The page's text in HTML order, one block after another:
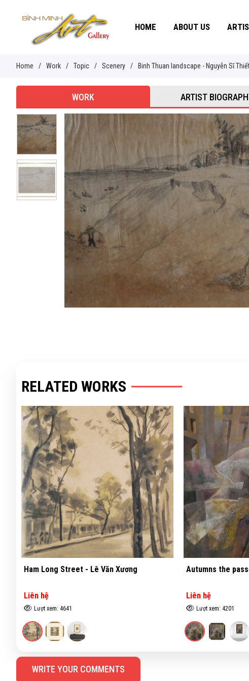
HOME ABOUT US
Home / Work / Topic / Scenery / Binh Thuan landscape - Nguyễn Sĩ
WORK ARTIST
RELATED WORKS
Autumns the passed - Lê Thanh
Liên hệ
Lượt xem: 4201
Trung Ha
Liên hệ
Lượt xem: 3155
WRITE YOUR COMMENTS